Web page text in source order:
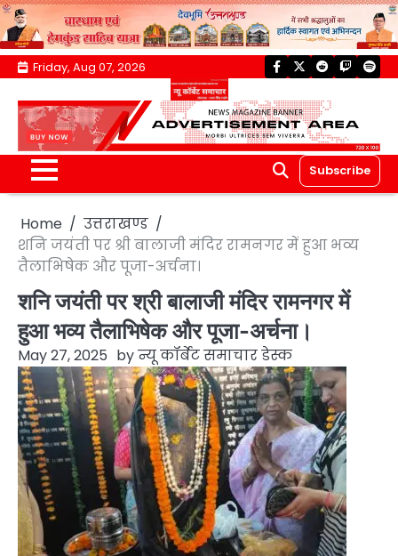
Skip
content
Friday, Aug 07, 2026 facebook
twitterreddittwitch
Subscribe
Home
उत्तराखण्ड
शनि जयंती पर श्री बालाजी मंदिर रामनगर में हुआ भव्य
तैलाभिषेक और पूजा-अर्चना।
शनि जयंती पर श्री बालाजी मंदिर रामनगर में
हुआ भव्य तैलाभिषेक और पूजा-अर्चना।
May 27, 2025 byन्यू कॉर्बेट समाचार डेस्क